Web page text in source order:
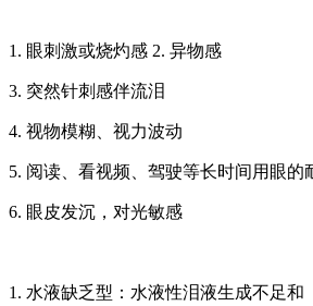
1. 眼刺激或烧灼感 2. 异物感
3. 突然针刺感伴流泪
4. 视物模糊、视力波动
5. 阅读、看视频、驾驶等长时间用眼的
6. 眼皮发沉，对光敏感
1. 水液缺乏型：水液性泪液生成不足和